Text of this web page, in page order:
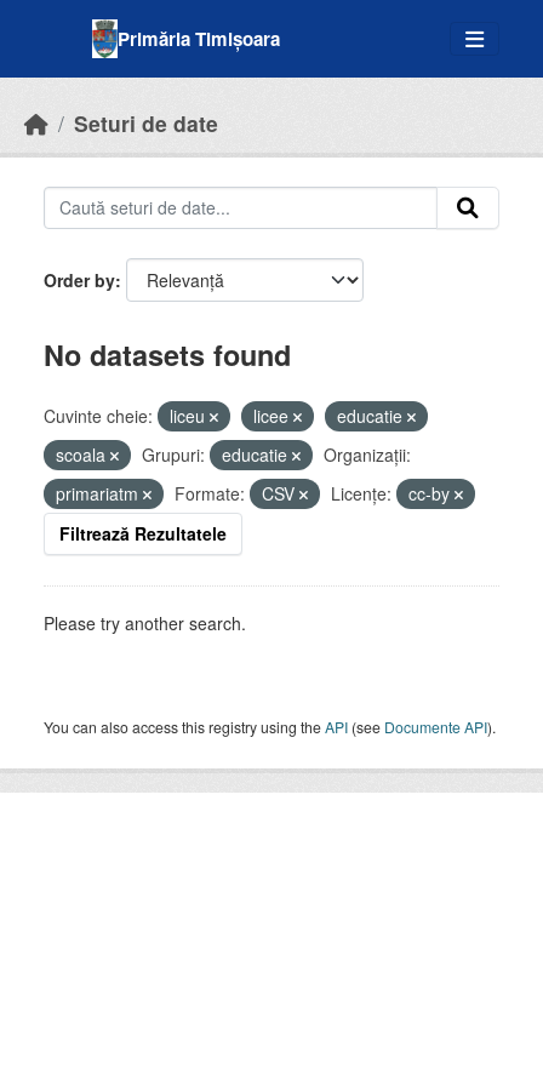
Primăria Timișoara
Seturi de date
Order by
No datasets found
Cuvinte cheie: liceu licee
educatie
scoala
Grupuri: educatie
Organizații:
primariatm
Formate: CSV Licenţe:
cc-by
Filtrează Rezultatele
Please try another search.
You can also access this registry using theAPI (see Documente API).